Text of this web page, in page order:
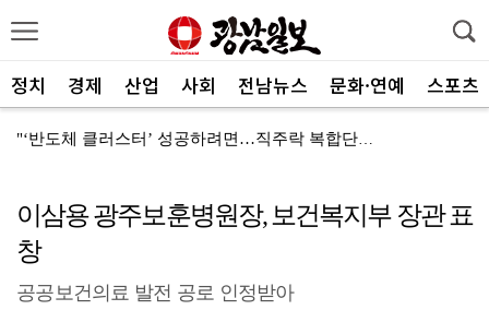
정치 경제 산업 사회 전남뉴스 문화·연예 스포츠
"‘반도체 클러스터’ 성공하려면…직주락 복합단지 구축"
반도체 산단 속도…광주 민간공항 무안이전도 빨라질 듯
"광주 5개 자치구 기능·권한 확대해야 불균형 해소"
폭염에 멈춘 무안공항 참사 재수색 10일 재개
이삼용 광주보훈병원장, 보건복지부 장관 표
창
공공보건의료 발전 공로 인정받아